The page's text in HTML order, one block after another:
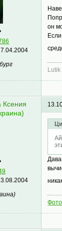
он
Lutik
Ксения